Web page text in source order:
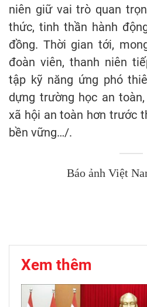
niên giữ vai trò quan
thức, tinh thần hành
đồng. Thời gian tới,
đoàn viên, thanh niên
tập kỹ năng ứng phó
dựng trường học an
xã hội an toàn hơn trước
bền vững…/.
Báo ảnh Việt
Xem thêm